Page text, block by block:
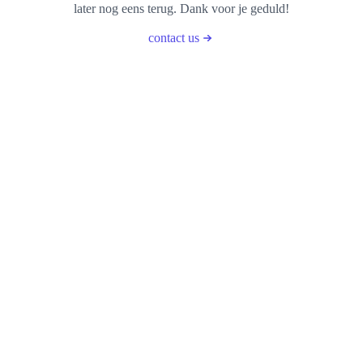
later nog eens terug. Dank voor je geduld!
contact us